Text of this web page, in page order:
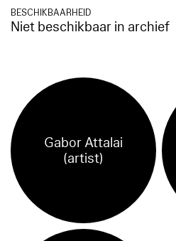
BESCHIKBAARHEID
Niet beschikbaar in archief
Gabor Attalai
(artist)